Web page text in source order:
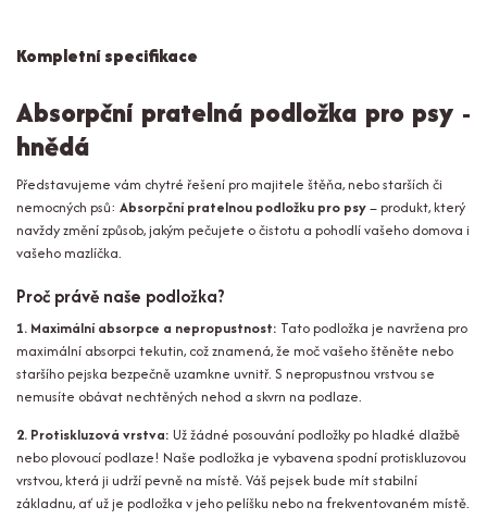
Kompletní specifikace
Absorpční pratelná podložka pro psy -
hnědá
Představujeme vám chytré řešení pro majitele štěňa, nebo starších či
nemocných psů: Absorpční pratelnou podložku pro psy– produkt, který
navždy změní způsob, jakým pečujete o čistotu a pohodlí vašeho domova i
vašeho mazlíčka.
Proč právě naše podložka?
1. Maximální absorpce a nepropustnost: Tato podložka je navržena pro
maximální absorpci tekutin, což znamená, že moč vašeho štěněte nebo
staršího pejska bezpečně uzamkne uvnitř. S nepropustnou vrstvou se
nemusíte obávat nechtěných nehod a skvrn na podlaze.
2. Protiskluzová vrstva: Už žádné posouvání podložky po hladké dlažbě
nebo plovoucí podlaze! Naše podložka je vybavena spodní protiskluzovou
vrstvou, která ji udrží pevně na místě. Váš pejsek bude mít stabilní
základnu, ať už je podložka v jeho pelíšku nebo na frekventovaném místě.